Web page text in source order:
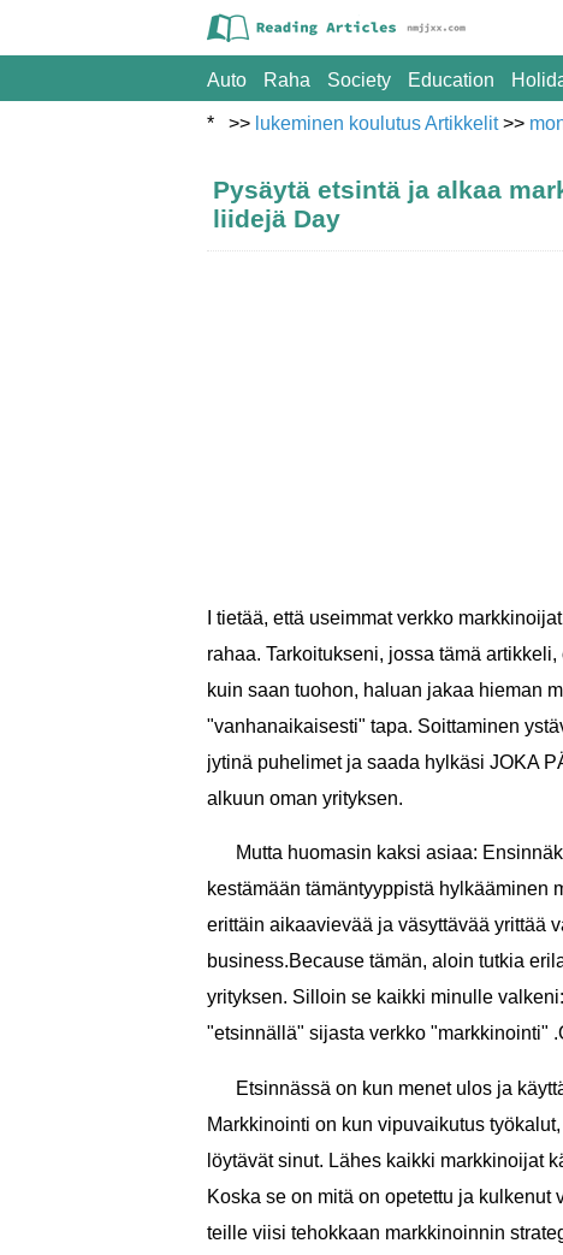
Auto Raha Society Education
* >> lukeminen koulutus Artikkelit>>
Pysäytä etsintä ja alkaa
liidejä Day
I tietää, että useimmat verkko
rahaa. Tarkoitukseni, jossa tämä
kuin saan tuohon, haluan jakaa hieman
"vanhanaikaisesti" tapa. Soittaminen
jytinä puhelimet ja saada hylkäsi JOKA
alkuun oman yrityksen.
Mutta huomasin kaksi asiaa:
kestämään tämäntyyppistä hylkääminen
erittäin aikaavievää ja väsyttävää yrittää
business.Because tämän, aloin tutkia
yrityksen. Silloin se kaikki minulle
"etsinnällä" sijasta verkko "markkinointi"
Etsinnässä on kun menet ulos ja
Markkinointi on kun vipuvaikutus
löytävät sinut. Lähes kaikki markkinoijat
Koska se on mitä on opetettu ja
teille viisi tehokkaan markkinoinnin